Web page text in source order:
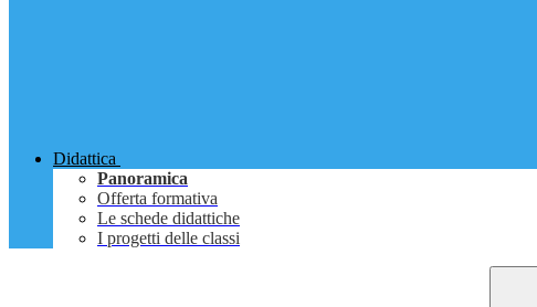
Didattica
Panoramica
Offerta formativa
Le schede didattiche
I progetti delle classi